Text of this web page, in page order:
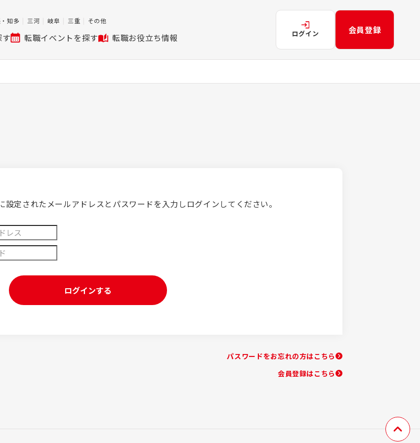
知多 三河 岐阜 三重 その他
す 転職イベントを探す 転職お役立ち情報 ログイン 会員登録
設定されたメールアドレスとパスワードを入力しログインしてください。
ログインする
パスワードをお忘れの方はこちら
会員登録はこちら